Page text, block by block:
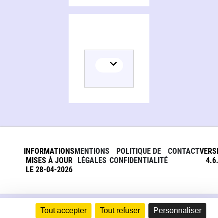
Tout accepter Tout refuser Personnaliser
INFORMATIONS
MISES À JOUR
LE 28-04-2026
MENTIONS
LÉGALES
POLITIQUE DE
CONFIDENTIALITÉ
CONTACT